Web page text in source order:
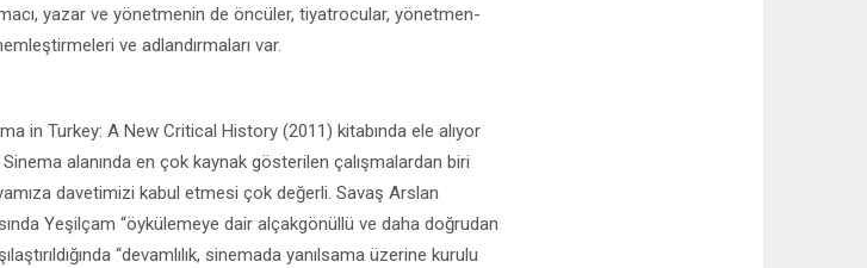
yazar ve yönetmenin de öncüler, tiyatrocular, yönetmen-
ve adlandırmaları var.
in Turkey: A New Critical History (2011) kitabında ele alıyor
alanında en çok kaynak gösterilen çalışmalardan biri
davetimizi kabul etmesi çok değerli. Savaş Arslan
Yeşilçam “öykülemeye dair alçakgönüllü ve daha doğrudan
“devamlılık, sinemada yanılsama üzerine kurulu